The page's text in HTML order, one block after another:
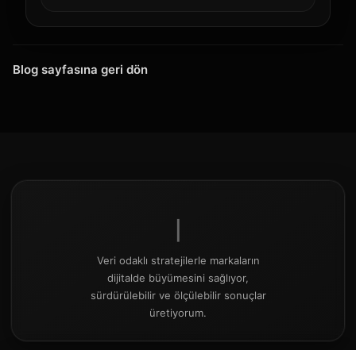
Blog sayfasına geri dön
Veri odaklı stratejilerle markaların
dijitalde büyümesini sağlıyor,
sürdürülebilir ve ölçülebilir sonuçlar
üretiyorum.